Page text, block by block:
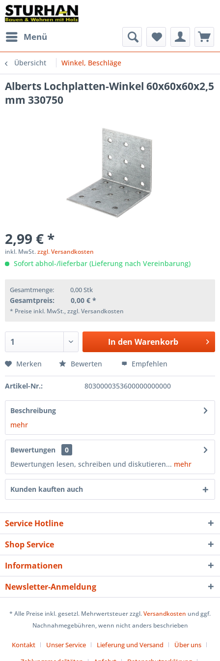
Menü
Übersicht Winkel, Beschläge
Alberts Lochplatten-Winkel 60x60x60x2,5
mm 330750
2,99 € *
inkl. MwSt.zzgl. Versandkosten
Sofort abhol-/lieferbar (Lieferung nach Vereinbarung)
Gesamtmenge: 0,00Stk
Gesamtpreis: 0,00 € *
* Preise inkl. MwSt., zzgl. Versandkosten
In den Warenkorb
Merken Bewerten Empfehlen
Artikel-Nr.: 8030000353600000000000
Beschreibung
mehr
Bewertungen
0
Bewertungen lesen, schreiben und diskutieren... mehr
Kunden kauften auch
Service Hotline
Shop Service
Informationen
Newsletter-Anmeldung
* Alle Preise inkl. gesetzl. Mehrwertsteuer zzgl.Versandkosten und ggf.
Nachnahmegebühren, wenn nicht anders beschrieben
Kontakt Unser Service Lieferung und Versand
Über uns